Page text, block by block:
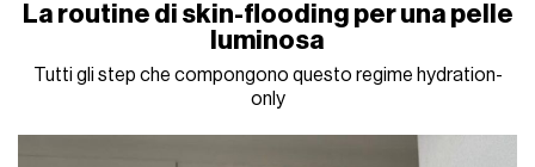
La routine di skin-flooding per una pelle
luminosa
Tutti gli step che compongono questo regime hydration-
only